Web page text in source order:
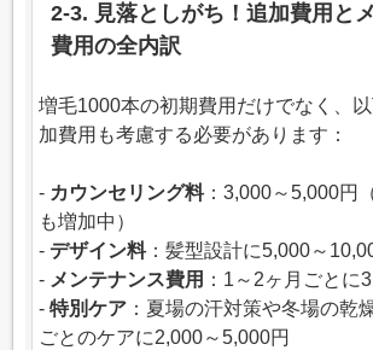
2-3. 見落としがち！追加費用と
費用の全内訳
増毛1000本の初期費用だけでなく、
加費用も考慮する必要があります：
- カウンセリング料：3,000～5,000円
も増加中）
- デザイン料：髪型設計に5,000～
- メンテナンス費用 ：1～2ヶ月ごとに
- 特別ケア ：夏場の汗対策や冬場の乾
ごとのケアに2,000～5,000円